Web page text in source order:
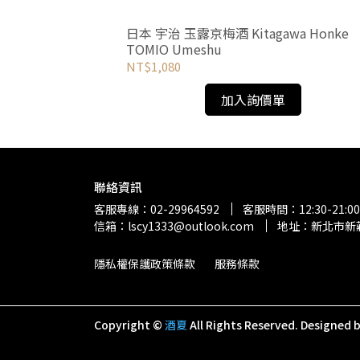
日本 宇治 玉露京梅酒 Kitagawa Honke
TOMIO Umeshu
NT$1,080
加入詢價單
聯絡資訊
客服專線：02-29964592
客服時間：12:30-21:00
信箱：lscy1333@outlook.com
地址：新北市
隱私權保護政策條款 服務條款
Copyright © 酒夏 All Rights Reserved. Designed